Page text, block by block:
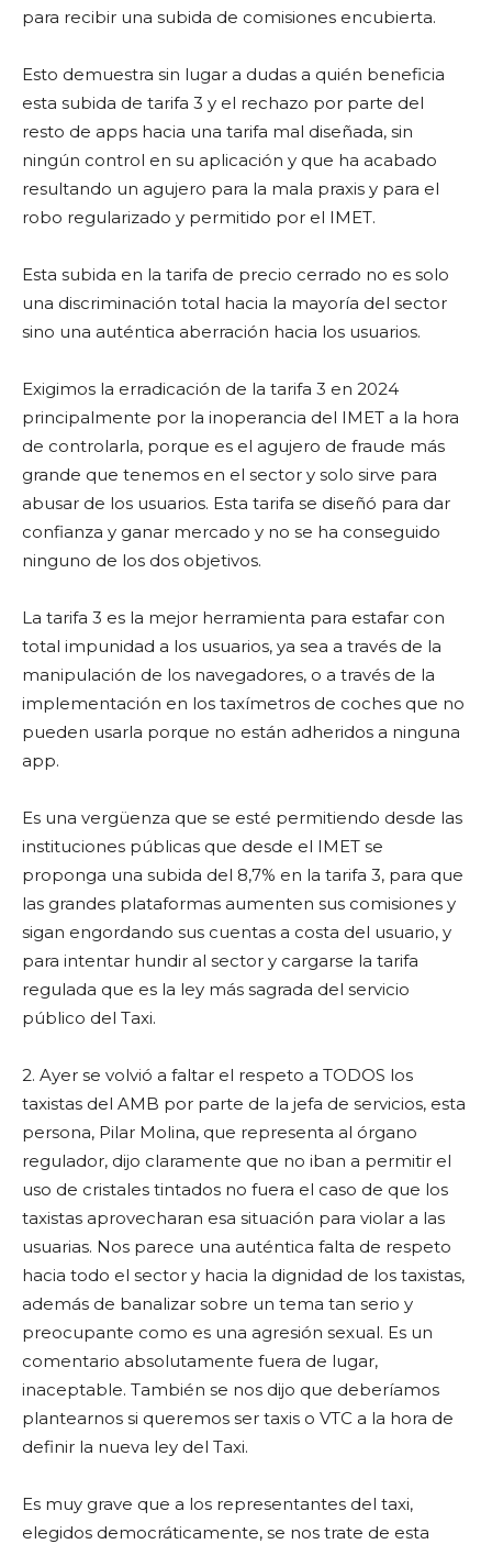
para recibir una subida de comisiones encubierta.
Esto demuestra sin lugar a dudas a quién beneficia
esta subida de tarifa 3 y el rechazo por parte del
resto de apps hacia una tarifa mal diseñada, sin
ningún control en su aplicación y que ha acabado
resultando un agujero para la mala praxis y para el
robo regularizado y permitido por el IMET.
Esta subida en la tarifa de precio cerrado no es solo
una discriminación total hacia la mayoría del sector
sino una auténtica aberración hacia los usuarios.
Exigimos la erradicación de la tarifa 3 en 2024
principalmente por la inoperancia del IMET a la hora
de controlarla, porque es el agujero de fraude más
grande que tenemos en el sector y solo sirve para
abusar de los usuarios. Esta tarifa se diseñó para dar
confianza y ganar mercado y no se ha conseguido
ninguno de los dos objetivos.
La tarifa 3 es la mejor herramienta para estafar con
total impunidad a los usuarios, ya sea a través de la
manipulación de los navegadores, o a través de la
implementación en los taxímetros de coches que no
pueden usarla porque no están adheridos a ninguna
app.
Es una vergüenza que se esté permitiendo desde las
instituciones públicas que desde el IMET se
proponga una subida del 8,7% en la tarifa 3, para que
las grandes plataformas aumenten sus comisiones y
sigan engordando sus cuentas a costa del usuario, y
para intentar hundir al sector y cargarse la tarifa
regulada que es la ley más sagrada del servicio
público del Taxi.
2. Ayer se volvió a faltar el respeto a TODOS los
taxistas del AMB por parte de la jefa de servicios, esta
persona, Pilar Molina, que representa al órgano
regulador, dijo claramente que no iban a permitir el
uso de cristales tintados no fuera el caso de que los
taxistas aprovecharan esa situación para violar a las
usuarias. Nos parece una auténtica falta de respeto
hacia todo el sector y hacia la dignidad de los taxistas,
además de banalizar sobre un tema tan serio y
preocupante como es una agresión sexual. Es un
comentario absolutamente fuera de lugar,
inaceptable. También se nos dijo que deberíamos
plantearnos si queremos ser taxis o VTC a la hora de
definir la nueva ley del Taxi.
Es muy grave que a los representantes del taxi,
elegidos democráticamente, se nos trate de esta